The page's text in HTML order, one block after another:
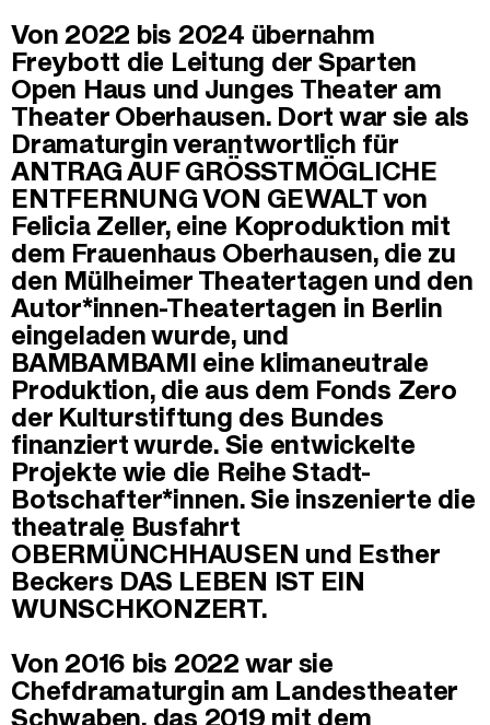
Von 2022 bis 2024 übernahm
Freybott die Leitung der Sparten
Open Haus und Junges Theater am
Theater Oberhausen. Dort war sie als
Dramaturgin verantwortlich für
ANTRAG AUF GRÖSSTMÖGLICHE
ENTFERNUNG VON GEWALT von
Felicia Zeller, eine Koproduktion mit
dem Frauenhaus Oberhausen, die zu
den Mülheimer Theatertagen und den
Autor*innen-Theatertagen in Berlin
eingeladen wurde, und
BAMBAMBAMI eine klimaneutrale
Produktion, die aus dem Fonds Zero
der Kulturstiftung des Bundes
finanziert wurde. Sie entwickelte
Projekte wie die Reihe Stadt-
Botschafter*innen. Sie inszenierte die
theatrale Busfahrt
OBERMÜNCHHAUSEN und Esther
Beckers DAS LEBEN IST EIN
WUNSCHKONZERT.
Von 2016 bis 2022 war sie
Chefdramaturgin am Landestheater